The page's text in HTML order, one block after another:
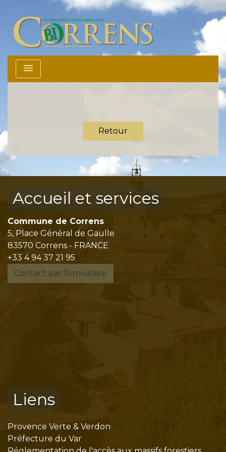
menu
Retour
Accueil et services
Commune de Correns
5, Place Général de Gaulle
83570 Correns - FRANCE
+33 4 94 37 21 95
Contact par formulaire
Liens
Provence Verte & Verdon
Préfecture du Var